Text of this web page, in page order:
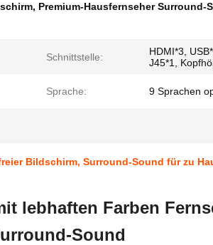
, Premium-Hausfernseher Surround-
Schnittstelle:
HDMI*3,
J45*1,
Sprache: 9 Sprachen
Bildschirm, Surround-Sound für zu
lebhaften Farben
Sound